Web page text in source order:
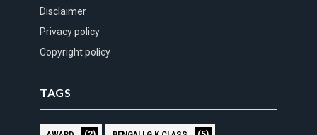
Disclaimer
Privacy policy
Copyright policy
TAGS